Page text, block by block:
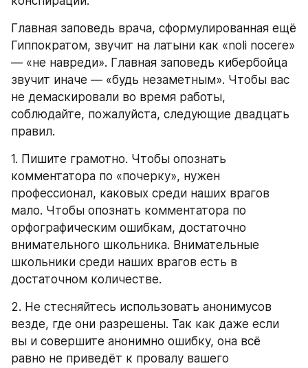
Главная заповедь врача, сформулированная ещё
Гиппократом, звучит на латыни как «noli nocere»
— «не навреди». Главная заповедь кибербойца
звучит иначе — «будь незаметным». Чтобы вас
не демаскировали во время работы,
соблюдайте, пожалуйста, следующие двадцать
правил.
1. Пишите грамотно. Чтобы опознать
комментатора по «почерку», нужен
профессионал, каковых среди наших врагов
мало. Чтобы опознать комментатора по
орфографическим ошибкам, достаточно
внимательного школьника. Внимательные
школьники среди наших врагов есть в
достаточном количестве.
2. Не стесняйтесь использовать анонимусов
везде, где они разрешены. Так как даже если
вы и совершите анонимно ошибку, она всё
равно не приведёт к провалу вашего